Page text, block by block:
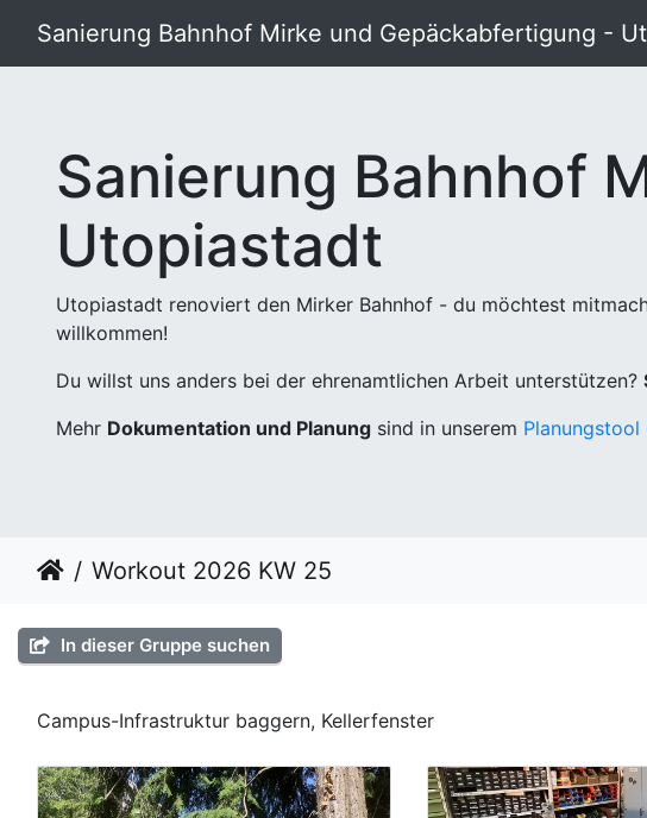
Sanierung Bahnhof Mirke und Gepäckabfertigung -
Sanierung Bahnhof
Utopiastadt
Utopiastadt renoviert den Mirker Bahnhof - du möchtest
willkommen!
Du willst uns anders bei der ehrenamtlichen Arbeit unterstützen?
Mehr Dokumentation und Planung sind in unserem Planungstool
Workout 2026 KW 25
In dieser Gruppe suchen
Campus-Infrastruktur baggern, Kellerfenster